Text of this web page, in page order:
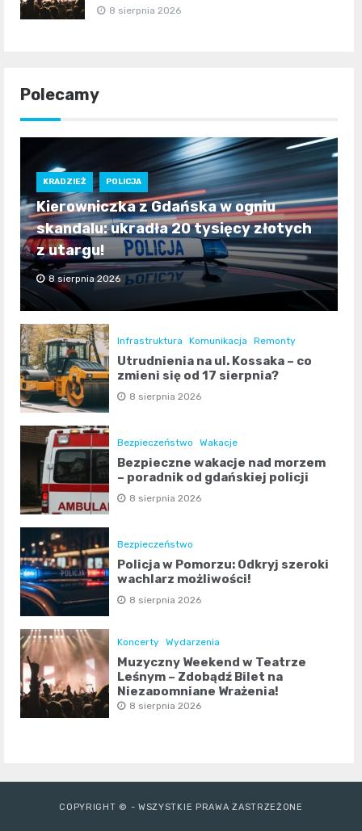
8 sierpnia 2026
Polecamy
KRADZIEŻ POLICJA
Kierowniczka z Gdańska w ogniu
skandalu: ukradła 20 tysięcy złotych
z utargu!
8 sierpnia 2026
Infrastruktura Komunikacja Remonty
Utrudnienia na ul. Kossaka – co
zmieni się od 17 sierpnia?
8 sierpnia 2026
Bezpieczeństwo Wakacje
Bezpieczne wakacje nad morzem
– poradnik od gdańskiej policji
8 sierpnia 2026
Bezpieczeństwo
Policja w Pomorzu: Odkryj szeroki
wachlarz możliwości!
8 sierpnia 2026
Koncerty Wydarzenia
Muzyczny Weekend w Teatrze
Leśnym – Zdobądź Bilet na
Niezapomniane Wrażenia!
8 sierpnia 2026
COPYRIGHT © - WSZYSTKIE PRAWA ZASTRZEŻONE